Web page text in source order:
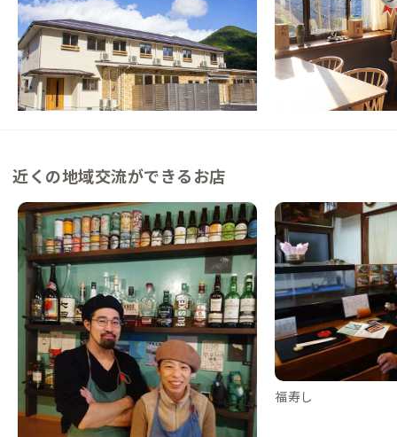
島根県 ゲストハウス
交流と学びが交差するゲストハウス
この家からの距離 1km
山口県 戸建て
【駅徒歩10分】日本
泉が満喫できる家
この家からの距離 48km
近くの地域交流ができるお店
福寿し